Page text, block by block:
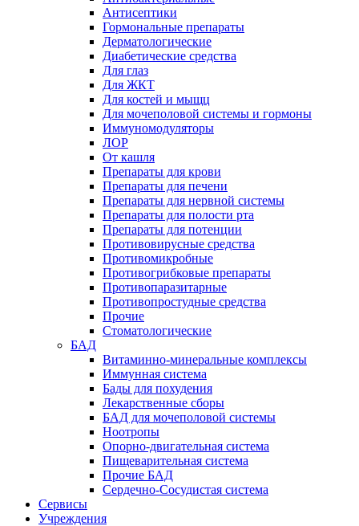
Антисептики
Гормональные препараты
Дерматологические
Диабетические средства
Для глаз
Для ЖКТ
Для костей и мыщц
Для мочеполовой системы и гормоны
Иммуномодуляторы
ЛОР
От кашля
Препараты для крови
Препараты для печени
Препараты для нервной системы
Препараты для полости рта
Препараты для потенции
Противовирусные средства
Противомикробные
Противогрибковые препараты
Противопаразитарные
Противопростудные средства
Прочие
Стоматологические
БАД
Витаминно-минеральные комплексы
Иммунная система
Бады для похудения
Лекарственные сборы
БАД для мочеполовой системы
Ноотропы
Опорно-двигательная система
Пищеварительная система
Прочие БАД
Сердечно-Сосудистая система
Сервисы
Учреждения